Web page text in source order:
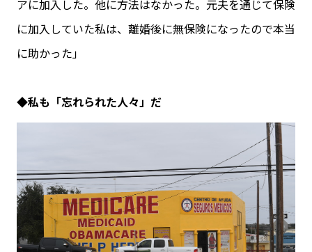
アに加入した。他に方法はなかった。元夫を通じて保険
に加入していた私は、離婚後に無保険になったので本当
に助かった」
◆私も「忘れられた人々」だ